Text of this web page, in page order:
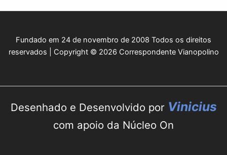
Fundado em 24 de novembro de 2008 Todos os direitos
reservados | Copyright © 2026 Correspondente Vianopolino
Desenhado e Desenvolvido por Vinicius
com apoio da Núcleo On